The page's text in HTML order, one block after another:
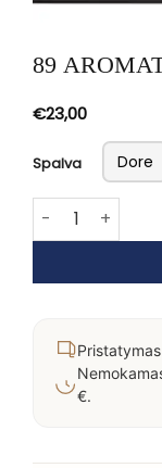
89
€23,00
Spalva Dore
produkto kiekis:
€.